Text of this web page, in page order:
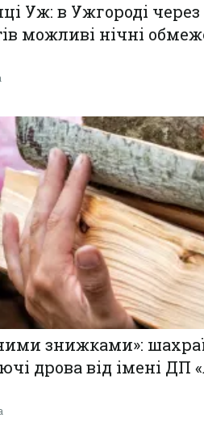
Уж: в Ужгороді через
можливі нічні
знижками»:
дрова від імені ДП